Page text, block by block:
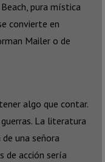
pura mística
convierte en
Mailer o de
algo que contar.
La literatura
una señora
de acción sería